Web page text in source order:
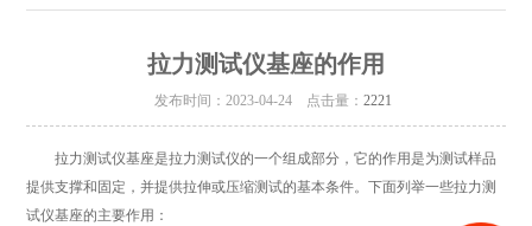
拉力测试仪基座的作用
发布时间：2023-04-24 点击量： 2221
拉力测试仪基座是拉力测试仪的一个组成部分，它的作用是为测试样品
提供支撑和固定，并提供拉伸或压缩测试的基本条件。下面列举一些拉力测
试仪基座的主要作用：